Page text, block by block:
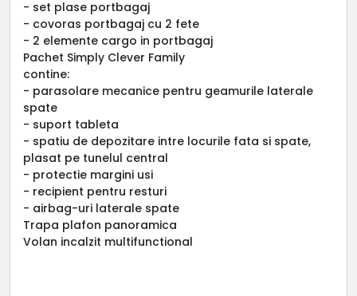
- set plase portbagaj
- covoras portbagaj cu 2 fete
- 2 elemente cargo in portbagaj
Pachet Simply Clever Family
contine:
- parasolare mecanice pentru geamurile laterale
spate
- suport tableta
- spatiu de depozitare intre locurile fata si spate,
plasat pe tunelul central
- protectie margini usi
- recipient pentru resturi
- airbag-uri laterale spate
Trapa plafon panoramica
Volan incalzit multifunctional